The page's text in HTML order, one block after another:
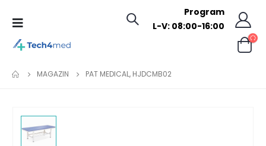
Program
L-V: 08:00-16:00
0
MAGAZIN PAT MEDICAL, HJDCMB02